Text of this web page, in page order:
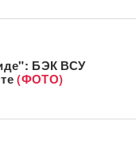
БЭК ВСУ
(ФОТО)